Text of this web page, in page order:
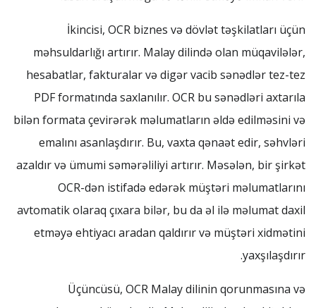
İkincisi, OCR biznes və dövlət təşkilatları üçün
məhsuldarlığı artırır. Malay dilində olan müqavilələr,
hesabatlar, fakturalar və digər vacib sənədlər tez-tez
PDF formatında saxlanılır. OCR bu sənədləri axtarıla
bilən formata çevirərək məlumatların əldə edilməsini və
emalını asanlaşdırır. Bu, vaxta qənaət edir, səhvləri
azaldır və ümumi səmərəliliyi artırır. Məsələn, bir şirkət
OCR-dən istifadə edərək müştəri məlumatlarını
avtomatik olaraq çıxara bilər, bu da əl ilə məlumat daxil
etməyə ehtiyacı aradan qaldırır və müştəri xidmətini
yaxşılaşdırır.
Üçüncüsü, OCR Malay dilinin qorunmasına və